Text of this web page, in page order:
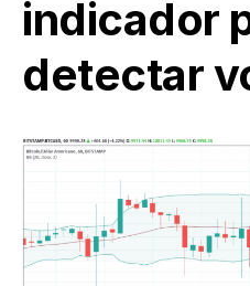
indicador
detectar